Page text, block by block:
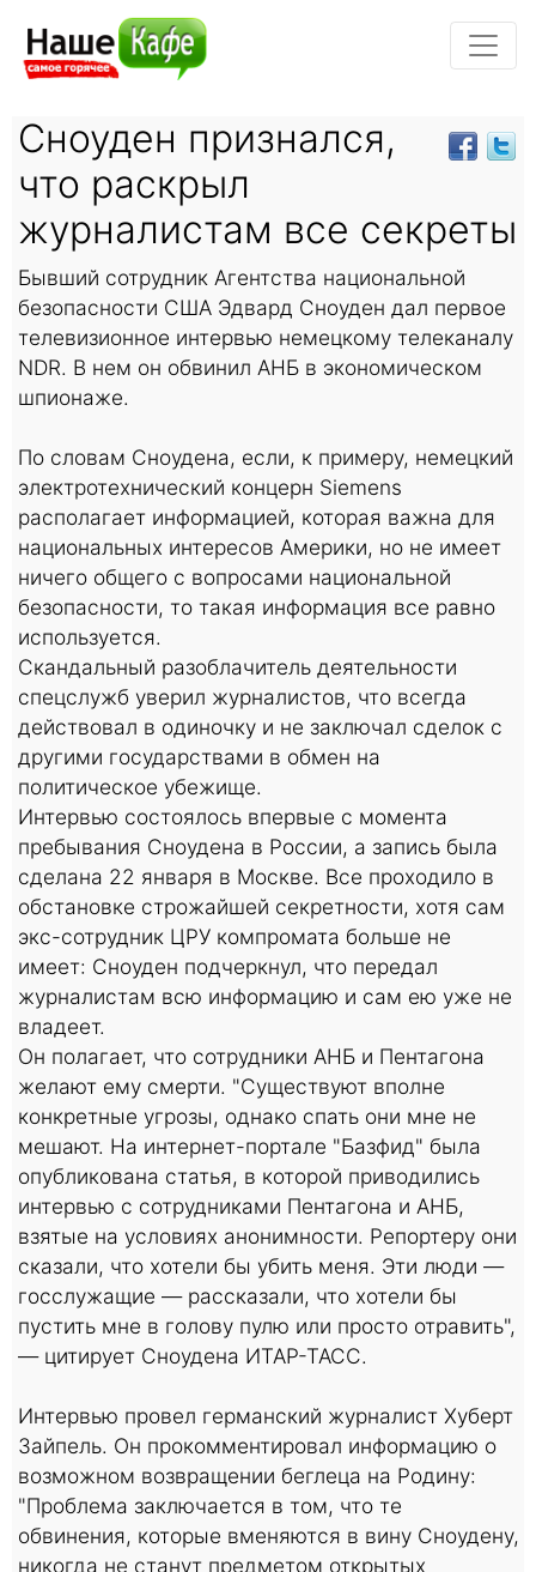
Сноуден признался,
что раскрыл
журналистам все секреты
Бывший сотрудник Агентства национальной
безопасности США Эдвард Сноуден дал первое
телевизионное интервью немецкому телеканалу
NDR. В нем он обвинил АНБ в экономическом
шпионаже.
По словам Сноудена, если, к примеру, немецкий
электротехнический концерн Siemens
располагает информацией, которая важна для
национальных интересов Америки, но не имеет
ничего общего с вопросами национальной
безопасности, то такая информация все равно
используется.
Скандальный разоблачитель деятельности
спецслужб уверил журналистов, что всегда
действовал в одиночку и не заключал сделок с
другими государствами в обмен на
политическое убежище.
Интервью состоялось впервые с момента
пребывания Сноудена в России, а запись была
сделана 22 января в Москве. Все проходило в
обстановке строжайшей секретности, хотя сам
экс-сотрудник ЦРУ компромата больше не
имеет: Сноуден подчеркнул, что передал
журналистам всю информацию и сам ею уже не
владеет.
Он полагает, что сотрудники АНБ и Пентагона
желают ему смерти. "Существуют вполне
конкретные угрозы, однако спать они мне не
мешают. На интернет-портале "Базфид" была
опубликована статья, в которой приводились
интервью с сотрудниками Пентагона и АНБ,
взятые на условиях анонимности. Репортеру они
сказали, что хотели бы убить меня. Эти люди —
госслужащие — рассказали, что хотели бы
пустить мне в голову пулю или просто отравить",
— цитирует Сноудена ИТАР-ТАСС.
Интервью провел германский журналист Хуберт
Зайпель. Он прокомментировал информацию о
возможном возвращении беглеца на Родину:
"Проблема заключается в том, что те
обвинения, которые вменяются в вину Сноудену,
никогда не станут предметом открытых